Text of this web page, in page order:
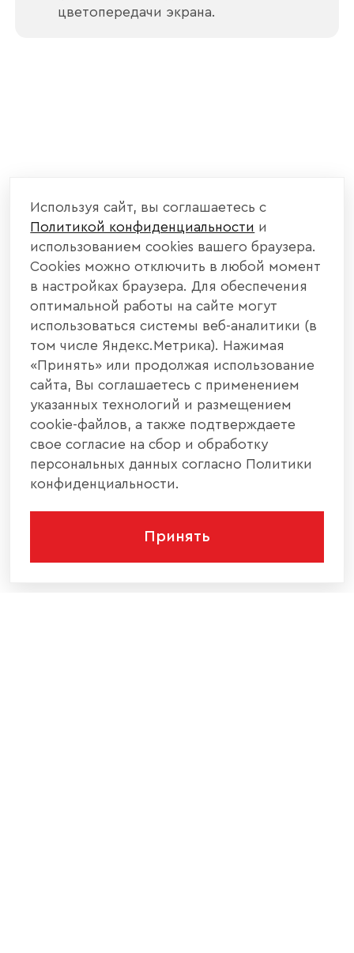
цветопередачи экрана.
Используя сайт, вы соглашаетесь с
Политикой конфиденциальности и
использованием cookies вашего браузера.
Cookies можно отключить в любой момент
в настройках браузера. Для обеспечения
оптимальной работы на сайте могут
использоваться системы веб-аналитики (в
том числе Яндекс.Метрика). Нажимая
«Принять» или продолжая использование
сайта, Вы соглашаетесь с применением
указанных технологий и размещением
cookie-файлов, а также подтверждаете
свое согласие на сбор и обработку
персональных данных согласно Политики
конфиденциальности.
Принять